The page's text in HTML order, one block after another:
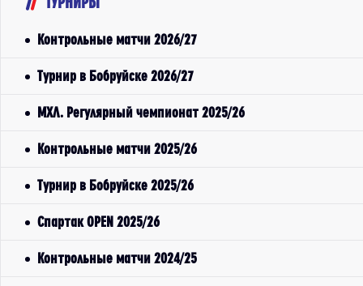
Контрольные матчи 2026/27
Турнир в Бобруйске 2026/27
МХЛ. Регулярный чемпионат 2025/26
Контрольные матчи 2025/26
Турнир в Бобруйске 2025/26
Спартак OPEN 2025/26
Контрольные матчи 2024/25